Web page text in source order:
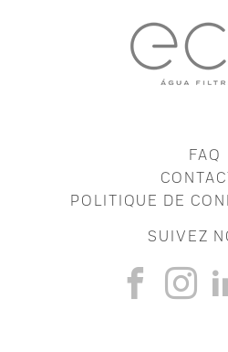
FAQ
POLITIQUE DE
SUIVEZ